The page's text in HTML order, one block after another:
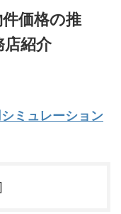
価格の推
店紹介
ミュレーション